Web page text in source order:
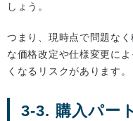
しょう。
つまり、現時点で問題な
な価格改定や仕様変更に
くなるリスクがあります。
3-3. 購入パー